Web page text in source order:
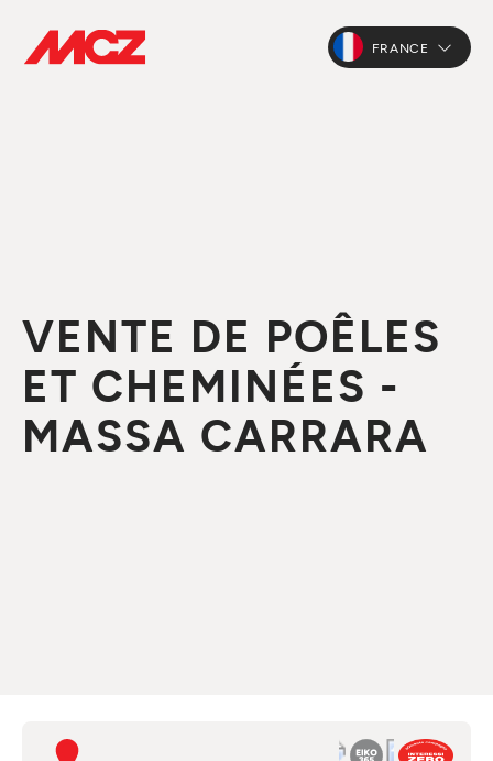
FRANCE
VENTE DE POÊLES
ET CHEMINÉES -
MASSA CARRARA